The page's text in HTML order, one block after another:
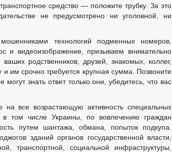
средство — положите трубку. За это
не предусмотрено ни уголовной, ни
технологий подменных номеров,
и видеоизображение, призываем внимательно
родственников, друзей, знакомых, коллег,
им срочно требуется крупная сумма. Позвоните
знать ответ только они, убедитесь, что вас
все возрастающую активность специальных
в том числе Украины, по вовлечению граждан
путем шантажа, обмана, попыток подкупа.
зданий органов государственной власти,
транспортной, социальной инфраструктуры,